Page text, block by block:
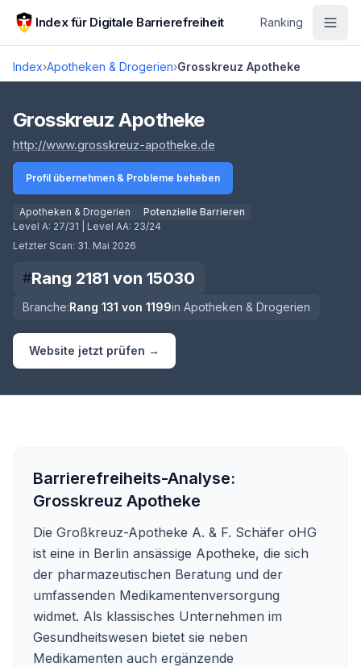
Zum Hauptinhalt springen
Index für Digitale Barrierefreiheit Ranking
Index›Apotheken & Drogerien›Grosskreuz Apotheke
Score lädt
Grosskreuz Apotheke
http://www.grosskreuz-apotheke.de
Profil übernehmen & Probleme beheben
Apotheken & Drogerien
Potenzielle Barrieren
Level A: 27/31 | Level AA: 23/24
Letzter Scan: 31. Mai 2026
#Rang 2181 von 15030
Branche:Rang 131 von 1199in Apotheken & Drogerien
Website jetzt prüfen →
Barrierefreiheits-Analyse:
Grosskreuz Apotheke
Die Großkreuz-Apotheke A. & F. Schäfer oHG
ist eine in Berlin ansässige Apotheke, die sich
der pharmazeutischen Beratung und der
umfassenden Medikamentenversorgung
widmet. Als klassisches Unternehmen im
Gesundheitswesen bietet sie neben
Medikamenten auch ergänzende